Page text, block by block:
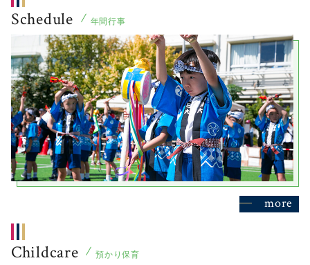
Schedule 年間行事
more
Childcare 預かり保育